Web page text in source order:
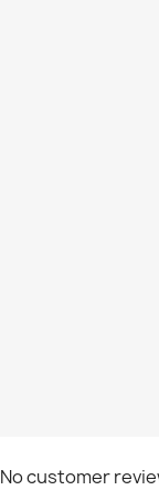
No customer